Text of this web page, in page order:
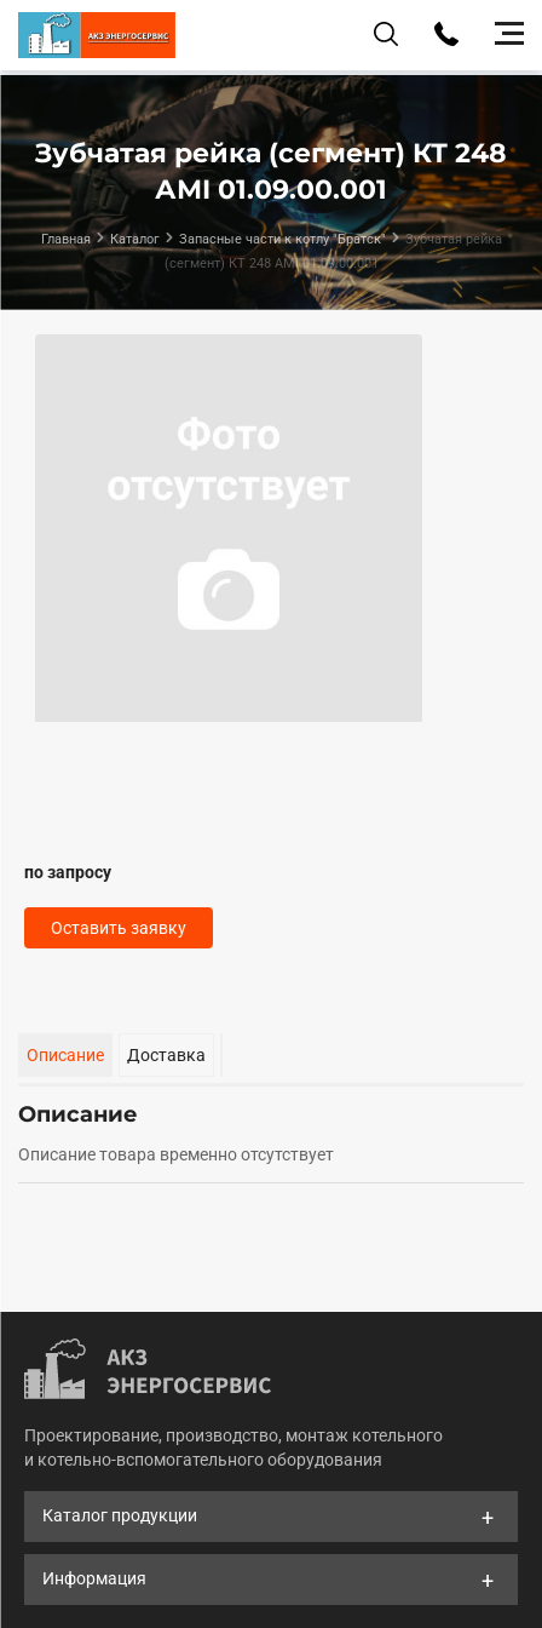
Зубчатая рейка (сегмент) КТ 248
АМI 01.09.00.001
Главная Каталог Запасные части к котлу "Братск"
Зубчатая рейка
(сегмент) КТ 248 АМI 01.09.00.001
по запросу
Оставить заявку
Описание Доставка
Описание
Описание товара временно отсутствует
Проектирование, производство, монтаж котельного
и котельно-вспомогательного оборудования
Каталог продукции
Информация